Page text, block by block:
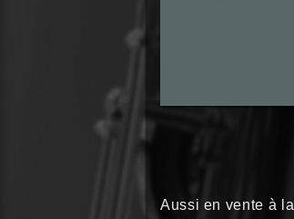
Aussi en vente à la